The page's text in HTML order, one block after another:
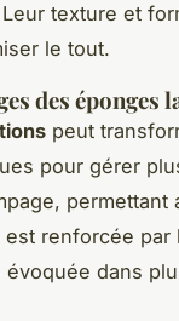
texture et
le tout.
des éponges
peut
pour gérer
renforcée
dans